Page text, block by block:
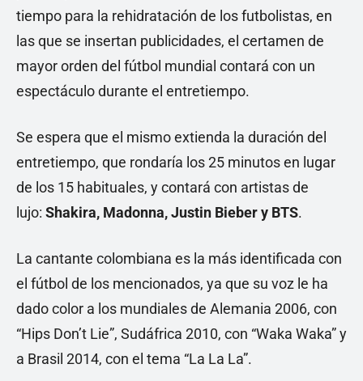
tiempo para la rehidratación de los futbolistas, en
las que se insertan publicidades, el certamen de
mayor orden del fútbol mundial contará con un
espectáculo durante el entretiempo.
Se espera que el mismo extienda la duración del
entretiempo, que rondaría los 25 minutos en lugar
de los 15 habituales, y contará con artistas de
lujo: Shakira, Madonna, Justin Bieber y BTS.
La cantante colombiana es la más identificada con
el fútbol de los mencionados, ya que su voz le ha
dado color a los mundiales de Alemania 2006, con
“Hips Don’t Lie”, Sudáfrica 2010, con “Waka Waka” y
a Brasil 2014, con el tema “La La La”.